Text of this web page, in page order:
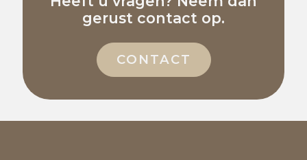
gerust contact op.
CONTACT